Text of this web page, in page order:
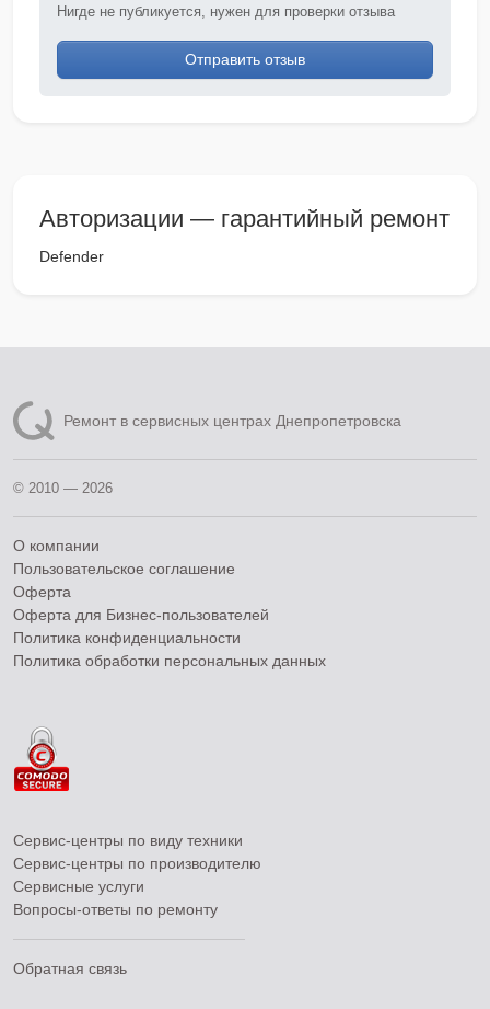
Нигде не публикуется, нужен для проверки отзыва
Отправить отзыв
Авторизации — гарантийный ремонт
Defender
Ремонт в сервисных центрах Днепропетровска
© 2010 — 2026
О компании
Пользовательское соглашение
Оферта
Оферта для Бизнес-пользователей
Политика конфиденциальности
Политика обработки персональных данных
Сервис-центры по виду техники
Сервис-центры по производителю
Сервисные услуги
Вопросы-ответы по ремонту
Обратная связь